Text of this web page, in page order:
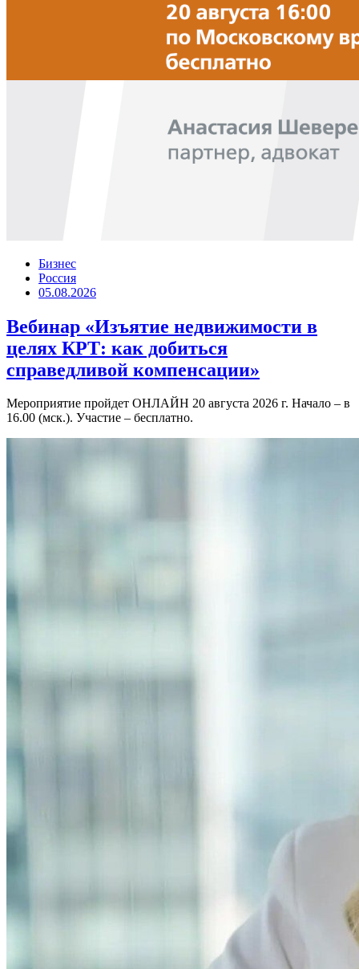
Бизнес
Россия
05.08.2026
Вебинар «Изъятие недвижимости в
целях КРТ: как добиться
справедливой компенсации»
Мероприятие пройдет ОНЛАЙН 20 августа 2026 г. Начало – в
16.00 (мск.). Участие – бесплатно.